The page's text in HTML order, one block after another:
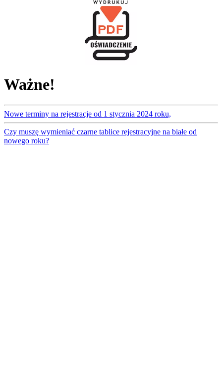
Ważne!
Nowe terminy na rejestracje od 1 stycznia 2024 roku,
Czy muszę wymieniać czarne tablice rejestracyjne na białe od
nowego roku?